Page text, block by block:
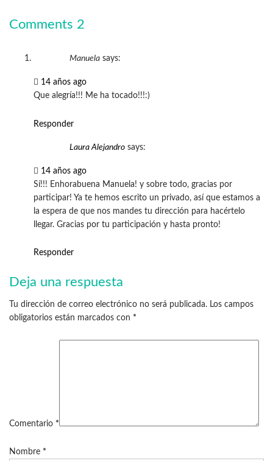
Comments 2
Manuela says:
14 años ago
Que alegría!!! Me ha tocado!!!:)
Responder
Laura Alejandro says:
14 años ago
Sí!!! Enhorabuena Manuela! y sobre todo, gracias por
participar! Ya te hemos escrito un privado, así que estamos a
la espera de que nos mandes tu dirección para hacértelo
llegar. Gracias por tu participación y hasta pronto!
Responder
Deja una respuesta
Tu dirección de correo electrónico no será publicada. Los campos
obligatorios están marcados con *
Comentario *
Nombre *